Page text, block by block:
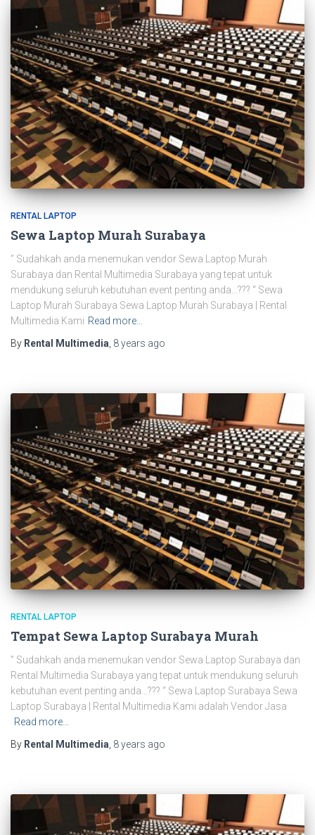
RENTAL LAPTOP
Sewa Laptop Murah Surabaya
” Sudahkah anda menemukan vendor Sewa Laptop Murah
Surabaya dan Rental Multimedia Surabaya yang tepat untuk
mendukung seluruh kebutuhan event penting anda…??? “ Sewa
Laptop Murah Surabaya Sewa Laptop Murah Surabaya | Rental
Multimedia Kami Read more…
By Rental Multimedia, 8 years ago
RENTAL LAPTOP
Tempat Sewa Laptop Surabaya Murah
” Sudahkah anda menemukan vendor Sewa Laptop Surabaya dan
Rental Multimedia Surabaya yang tepat untuk mendukung seluruh
kebutuhan event penting anda…??? “ Sewa Laptop Surabaya Sewa
Laptop Surabaya | Rental Multimedia Kami adalah Vendor Jasa
Read more…
By Rental Multimedia 8 years ago